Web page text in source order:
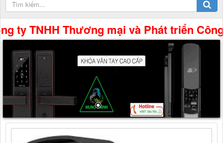
Thương mại và Phát triển Công